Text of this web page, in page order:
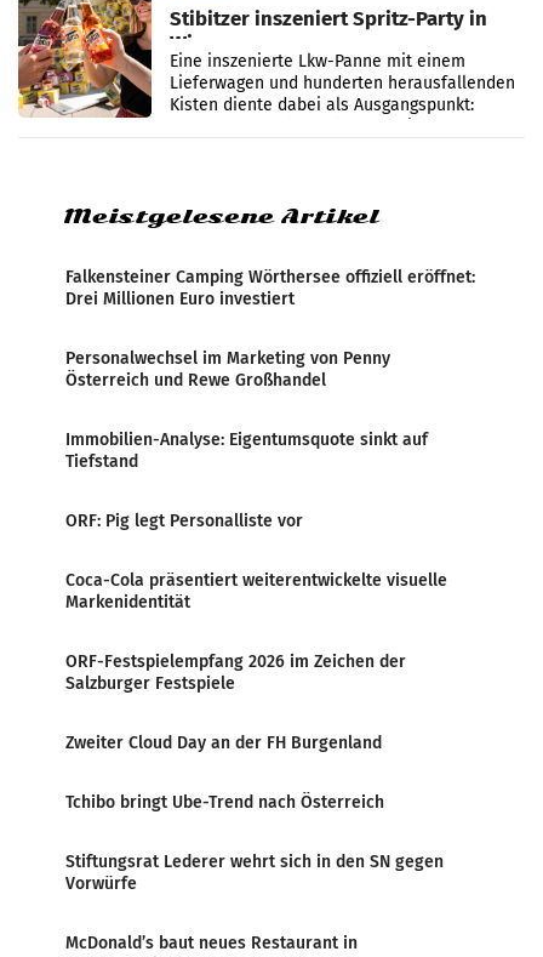
Stibitzer inszeniert Spritz-Party in
Wien
Eine inszenierte Lkw-Panne mit einem
Lieferwagen und hunderten herausfallenden
Kisten diente dabei als Ausgangspunkt:
Meistgelesene Artikel
Falkensteiner Camping Wörthersee offiziell eröffnet:
Drei Millionen Euro investiert
Personalwechsel im Marketing von Penny
Österreich und Rewe Großhandel
Immobilien-Analyse: Eigentumsquote sinkt auf
Tiefstand
ORF: Pig legt Personalliste vor
Coca-Cola präsentiert weiterentwickelte visuelle
Markenidentität
ORF-Festspielempfang 2026 im Zeichen der
Salzburger Festspiele
Zweiter Cloud Day an der FH Burgenland
Tchibo bringt Ube-Trend nach Österreich
Stiftungsrat Lederer wehrt sich in den SN gegen
Vorwürfe
McDonald’s baut neues Restaurant in